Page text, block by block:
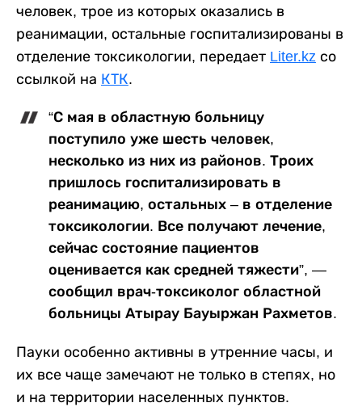
человек, трое из которых оказались в
реанимации, остальные госпитализированы в
отделение токсикологии, передает Liter.kz со
ссылкой на КТК.
“С мая в областную больницу
поступило уже шесть человек,
несколько из них из районов. Троих
пришлось госпитализировать в
реанимацию, остальных – в отделение
токсикологии. Все получают лечение,
сейчас состояние пациентов
оценивается как средней тяжести”, —
сообщил врач-токсиколог областной
больницы Атырау Бауыржан Рахметов.
Пауки особенно активны в утренние часы, и
их все чаще замечают не только в степях, но
и на территории населенных пунктов.